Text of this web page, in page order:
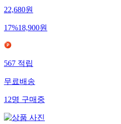
22,680원
17%18,900원
567적립
무료배송
12명구매중